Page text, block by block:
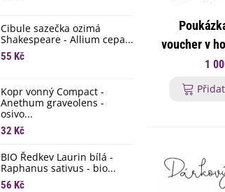
Cibule sazečka ozimá
Shakespeare - Allium cepa...
55 Kč
Kopr vonný Compact -
Anethum graveolens -
osivo...
32 Kč
BIO Ředkev Laurin bílá -
Raphanus sativus - bio...
56 Kč
Daucus
Lilie
60 Kč
voucher v
1